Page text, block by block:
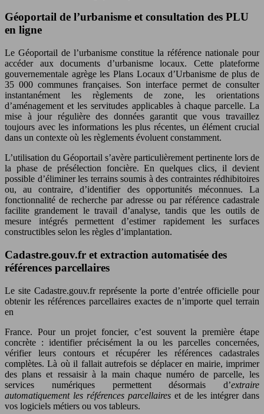
Géoportail de l’urbanisme et consultation des PLU
en ligne
Le Géoportail de l’urbanisme constitue la référence nationale pour
accéder aux documents d’urbanisme locaux. Cette plateforme
gouvernementale agrège les Plans Locaux d’Urbanisme de plus de
35 000 communes françaises. Son interface permet de consulter
instantanément les règlements de zone, les orientations
d’aménagement et les servitudes applicables à chaque parcelle. La
mise à jour régulière des données garantit que vous travaillez
toujours avec les informations les plus récentes, un élément crucial
dans un contexte où les règlements évoluent constamment.
L’utilisation du Géoportail s’avère particulièrement pertinente lors de
la phase de présélection foncière. En quelques clics, il devient
possible d’éliminer les terrains soumis à des contraintes rédhibitoires
ou, au contraire, d’identifier des opportunités méconnues. La
fonctionnalité de recherche par adresse ou par référence cadastrale
facilite grandement le travail d’analyse, tandis que les outils de
mesure intégrés permettent d’estimer rapidement les surfaces
constructibles selon les règles d’implantation.
Cadastre.gouv.fr et extraction automatisée des
références parcellaires
Le site Cadastre.gouv.fr représente la porte d’entrée officielle pour
obtenir les références parcellaires exactes de n’importe quel terrain
en
France. Pour un projet foncier, c’est souvent la première étape
concrète : identifier précisément la ou les parcelles concernées,
vérifier leurs contours et récupérer les références cadastrales
complètes. Là où il fallait autrefois se déplacer en mairie, imprimer
des plans et ressaisir à la main chaque numéro de parcelle, les
services numériques permettent désormais d’extraire
automatiquement les références parcellaires et de les intégrer dans
vos logiciels métiers ou vos tableurs.